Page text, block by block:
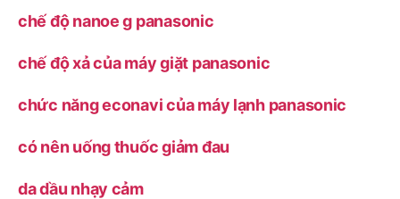
chế độ nanoe g panasonic
chế độ xả của máy giặt panasonic
chức năng econavi của máy lạnh panasonic
có nên uống thuốc giảm đau
da dầu nhạy cảm